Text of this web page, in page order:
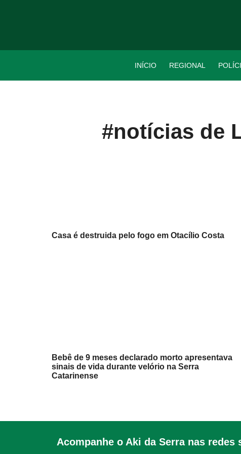
INÍCIO REGIONAL
#notícias de
Casa é destruida pelo fogo em Otacílio Costa
Bebê de 9 meses declarado morto apresentava
sinais de vida durante velório na Serra
Catarinense
Acompanhe o Aki da Serra nas redes